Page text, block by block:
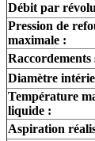
Débit par
Pression de
maximale :
Raccordements
Diamètre
Température
liquide :
Aspiration